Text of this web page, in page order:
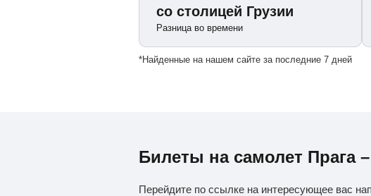
со столицей Грузии
Разница во времени
*Найденные на нашем сайте за последние 7 дней
Билеты на самолет Прага
Перейдите по ссылке на интересующее вас